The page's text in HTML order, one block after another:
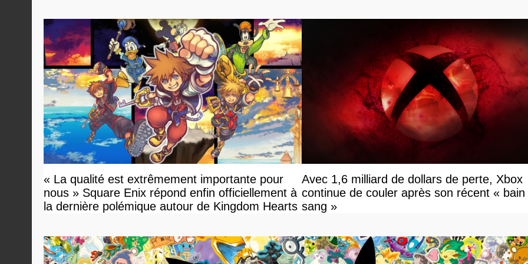
« La qualité est extrêmement importante pour
nous » Square Enix répond enfin officiellement à
la dernière polémique autour de Kingdom Hearts
Avec 1,6 milliard de dollars de perte, Xbox
continue de couler après son récent « bain
sang »